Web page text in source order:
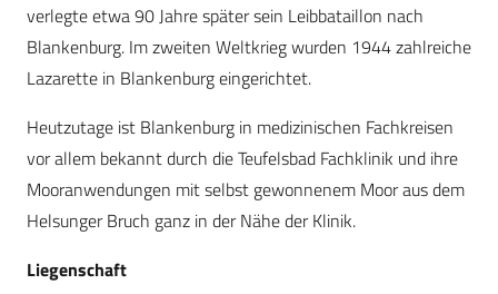
verlegte etwa 90 Jahre später sein Leibbataillon nach
Blankenburg. Im zweiten Weltkrieg wurden 1944 zahlreiche
Lazarette in Blankenburg eingerichtet.
Heutzutage ist Blankenburg in medizinischen Fachkreisen
vor allem bekannt durch die Teufelsbad Fachklinik und ihre
Mooranwendungen mit selbst gewonnenem Moor aus dem
Helsunger Bruch ganz in der Nähe der Klinik.
Liegenschaft